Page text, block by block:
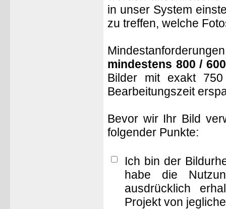
in unser System
zu treffen, welche
mindestens 800 /
Bilder mit exakt
Bearbeitungszeit
Bevor wir Ihr Bild
folgender Punkte:
Ich bin der
habe die
ausdrücklich
Projekt von